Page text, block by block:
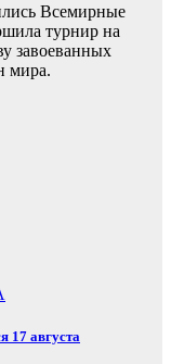
Всемирные
турнир на
завоеванных
мира.
17 августа